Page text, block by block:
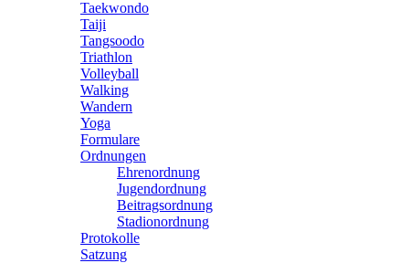
Taekwondo
Taiji
Tangsoodo
Triathlon
Volleyball
Walking
Wandern
Yoga
Formulare
Ordnungen
Ehrenordnung
Jugendordnung
Beitragsordnung
Stadionordnung
Protokolle
Satzung